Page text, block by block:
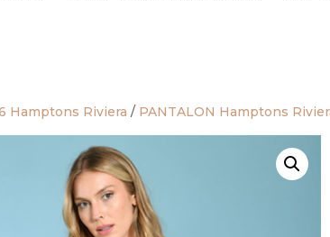
Hamptons Riviera / PANTALON Hamptons